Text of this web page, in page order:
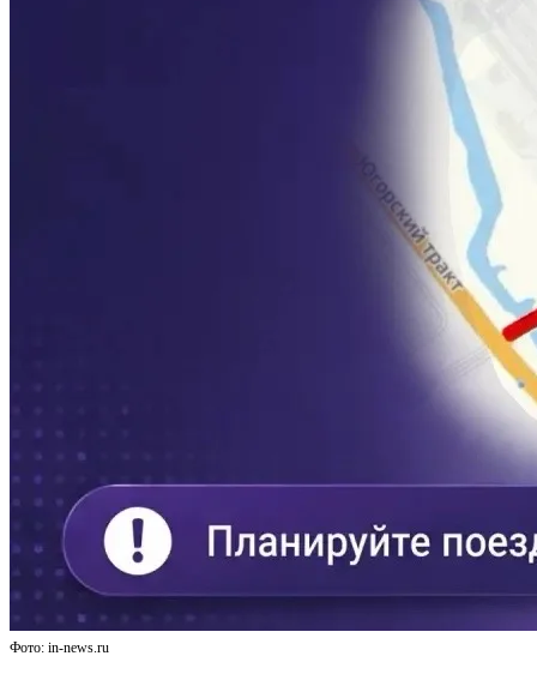
Фото: in-news.ru